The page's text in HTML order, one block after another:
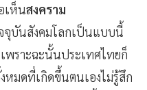
เห็นสงคราม
จุบันสังคมโลกเป็นแบบนี้
พราะฉะนั้นประเทศไทยก็
มดที่เกิดขึ้นตนเองไม่รู้สึก